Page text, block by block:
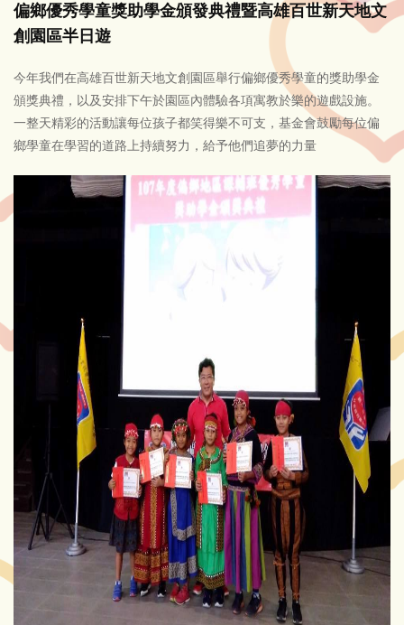
偏鄉優秀學童獎助學金頒發典禮暨高雄百世新天地文
創園區半日遊
今年我們在高雄百世新天地文創園區舉行偏鄉優秀學童的獎助學金
頒獎典禮，以及安排下午於園區內體驗各項寓教於樂的遊戲設施。
一整天精彩的活動讓每位孩子都笑得樂不可支，基金會鼓勵每位偏
鄉學童在學習的道路上持續努力，給予他們追夢的力量